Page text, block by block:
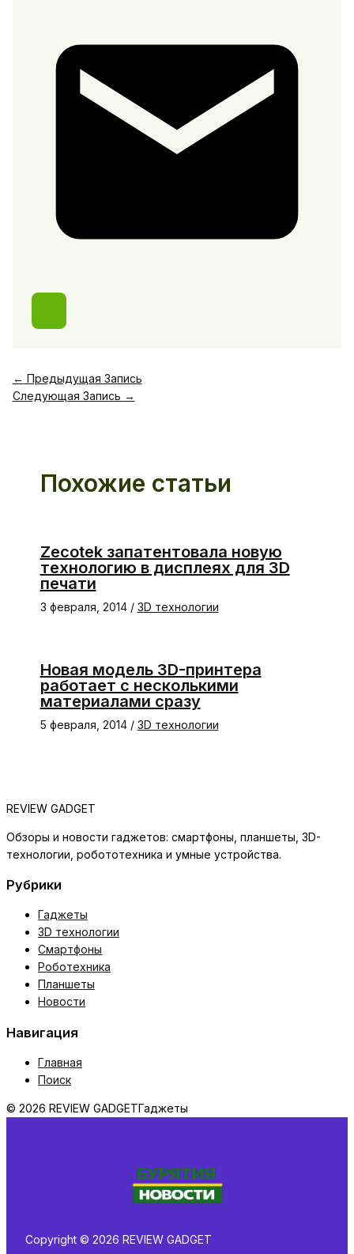
← Предыдущая Запись
Следующая Запись →
Похожие статьи
Zecotek запатентовала новую
технологию в дисплеях для 3D
печати
3 февраля, 2014 / 3D технологии
Новая модель 3D-принтера
работает с несколькими
материалами сразу
5 февраля, 2014 / 3D технологии
REVIEW GADGET
Обзоры и новости гаджетов: смартфоны, планшеты, 3D-
технологии, робототехника и умные устройства.
Рубрики
Гаджеты
3D технологии
Смартфоны
Роботехника
Планшеты
Новости
Навигация
Главная
Поиск
© 2026 REVIEW GADGETГаджеты
Copyright © 2026 REVIEW GADGET